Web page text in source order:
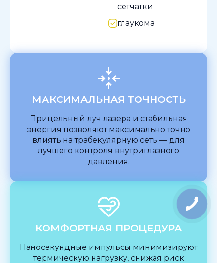
сетчатки
глаукома
МАКСИМАЛЬНАЯ ТОЧНОСТЬ
Прицельный луч лазера и стабильная
энергия позволяют максимально точно
влиять на трабекулярную сеть — для
лучшего контроля внутриглазного
давления.
КОМФОРТНАЯ ПРОЦЕДУРА
Наносекундные импульсы минимизируют
термическую нагрузку, снижая риск